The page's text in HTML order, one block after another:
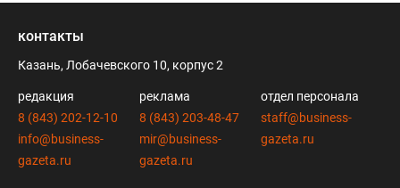
контакты
Казань, Лобачевского 10, корпус 2
редакция
8 (843) 202-12-10
info@business-
gazeta.ru
реклама
8 (843) 203-48-47
mir@business-
gazeta.ru
отдел персонала
staff@business-
gazeta.ru